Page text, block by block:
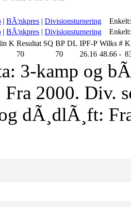
| BÃ¦nkpres | Divisionsturnering
Enkelt:
| BÃ¦nkpres | Divisionsturnering
Enkelt:
K Resultat SQ BP DL IPF-P Wilks #
70 70 26.16 48.66 -
3-kamp og
Fra 2000. Div.
dÃ¸dlÃ¸ft: